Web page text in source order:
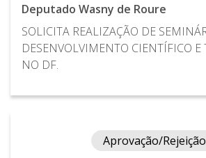
Deputado Wasny de Roure
SOLICITA REALIZAÇÃO DE
DESENVOLVIMENTO CIENTÍFICO E
NO DF.
Aprovação/Rejeição